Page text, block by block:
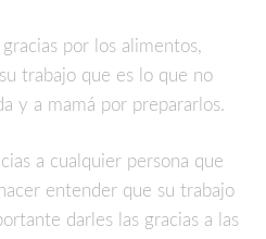
por los alimentos,
trabajo que es lo que no
y a mamá por prepararlos.
a cualquier persona que
entender que su trabajo
darles las gracias a las